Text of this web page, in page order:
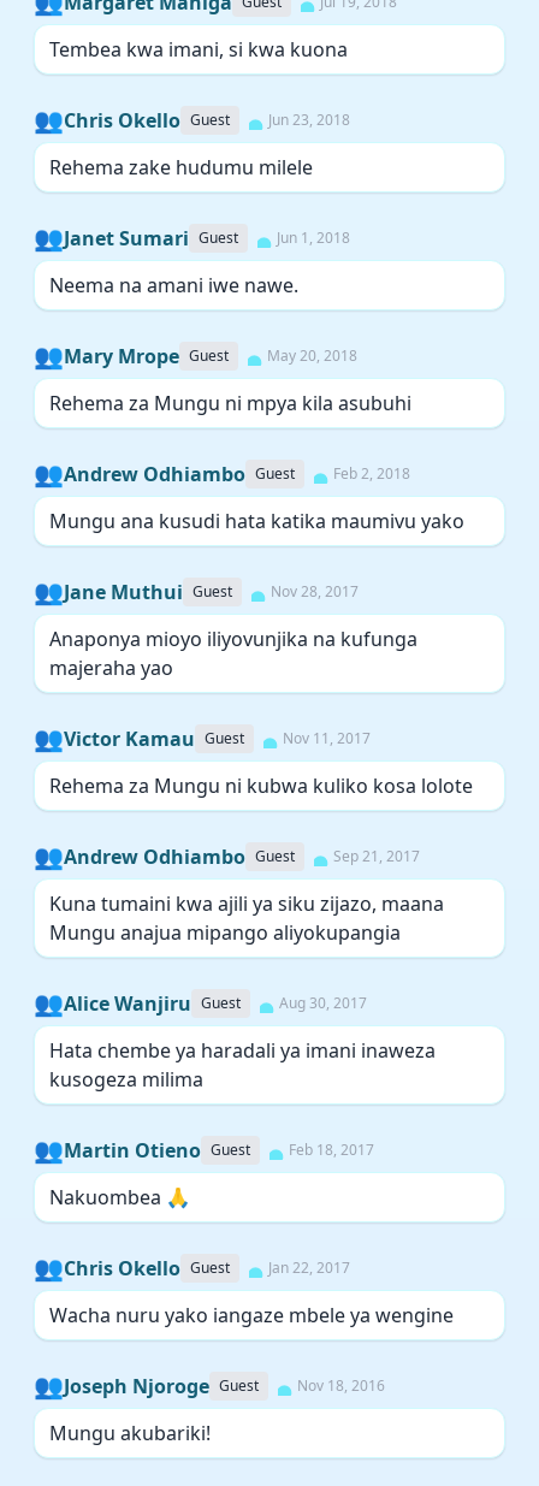
Tembea kwa imani, si kwa kuona
👥Chris Okello Guest Jun 23, 2018
Rehema zake hudumu milele
👥Janet Sumari Guest Jun 1, 2018
Neema na amani iwe nawe.
👥Mary Mrope Guest May 20, 2018
Rehema za Mungu ni mpya kila asubuhi
👥Andrew Odhiambo Guest Feb 2, 2018
Mungu ana kusudi hata katika maumivu yako
👥Jane Muthui Guest Nov 28, 2017
Anaponya mioyo iliyovunjika na kufunga
majeraha yao
👥Victor Kamau Guest Nov 11, 2017
Rehema za Mungu ni kubwa kuliko kosa lolote
👥Andrew Odhiambo Guest Sep 21, 2017
Kuna tumaini kwa ajili ya siku zijazo, maana
Mungu anajua mipango aliyokupangia
👥Alice Wanjiru Guest Aug 30, 2017
Hata chembe ya haradali ya imani inaweza
kusogeza milima
👥Martin Otieno Guest Feb 18, 2017
Nakuombea 🙏
👥Chris Okello Guest Jan 22, 2017
Wacha nuru yako iangaze mbele ya wengine
👥Joseph Njoroge Guest Nov 18, 2016
Mungu akubariki!